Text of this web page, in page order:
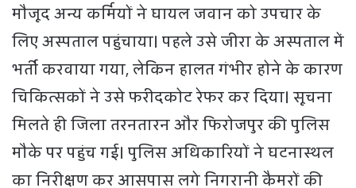
मौजूद अन्य कर्मियों ने घायल जवान को उपचार के
लिए अस्पताल पहुंचाया। पहले उसे जीरा के अस्पताल में
भर्ती करवाया गया, लेकिन हालत गंभीर होने के कारण
चिकित्सकों ने उसे फरीदकोट रेफर कर दिया। सूचना
मिलते ही जिला तरनतारन और फिरोजपुर की पुलिस
मौके पर पहुंच गई। पुलिस अधिकारियों ने घटनास्थल
का निरीक्षण कर आसपास लगे निगरानी कैमरों की